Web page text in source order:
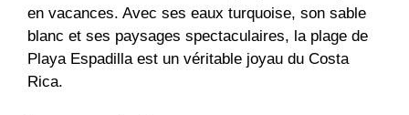
en vacances. Avec ses eaux turquoise, son sable
blanc et ses paysages spectaculaires, la plage de
Playa Espadilla est un véritable joyau du Costa
Rica.